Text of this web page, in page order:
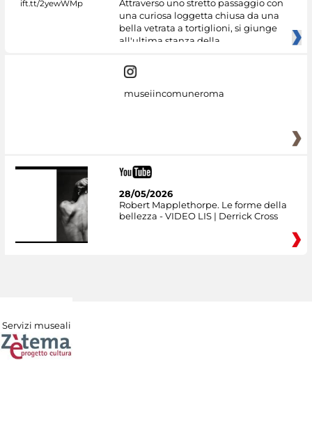
Attraverso uno stretto passaggio con
una curiosa loggetta chiusa da una
bella vetrata a tortiglioni, si giunge
all'ultima stanza della
museiincomuneroma
28/05/2026
Robert Mapplethorpe. Le forme della
bellezza - VIDEO LIS | Derrick Cross
Servizi museali